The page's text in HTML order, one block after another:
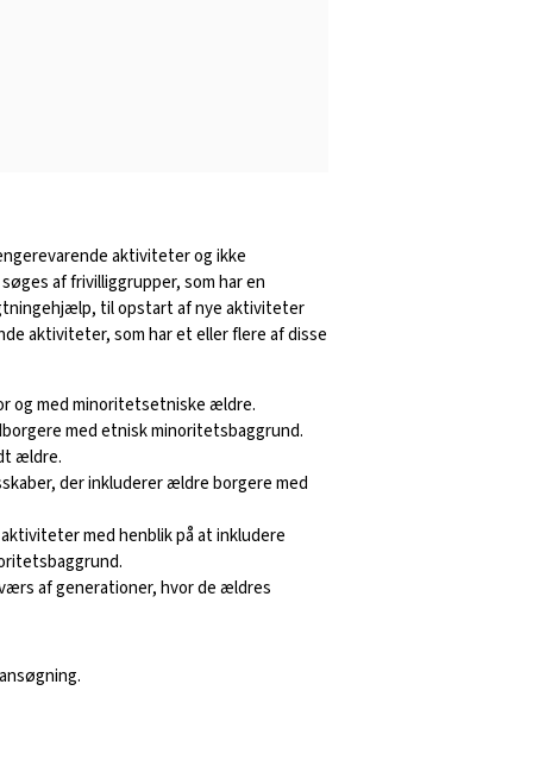
aktiviteter og ikke
af frivilliggrupper, som har en
til opstart af nye aktiviteter
aktiviteter, som har et eller flere af disse
og med minoritetsetniske ældre.
med etnisk minoritetsbaggrund.
ældre.
der inkluderer ældre borgere med
med henblik på at inkludere
af generationer, hvor de ældres